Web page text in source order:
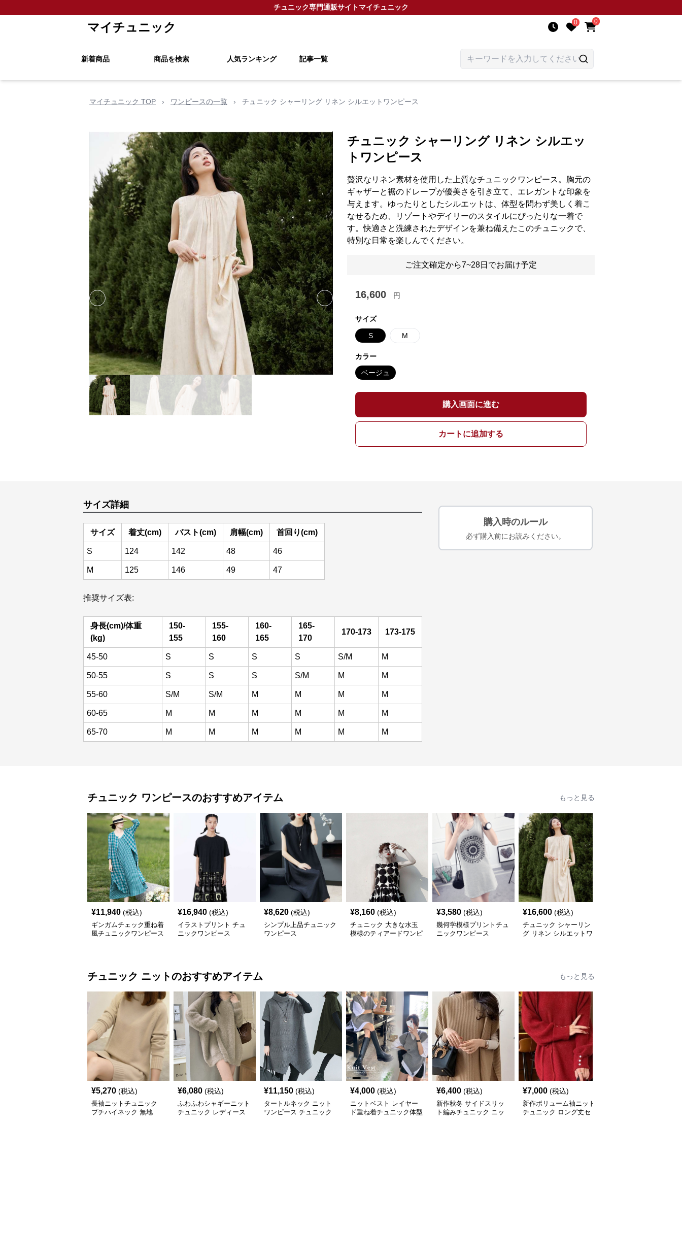
チュニック専門通販サイトマイチュニック
マイチュニック 0 0
新着商品 商品を検索 人気ランキング 記事一覧
マイチュニック TOP › ワンピースの一覧 › チュニック シャーリング リネン シルエットワンピース
Previous slide Next slide
チュニック シャーリング リネン シルエッ
トワンピース
贅沢なリネン素材を使用した上質なチュニックワンピース。胸元の
ギャザーと裾のドレープが優美さを引き立て、エレガントな印象を
与えます。ゆったりとしたシルエットは、体型を問わず美しく着こ
なせるため、リゾートやデイリーのスタイルにぴったりな一着で
す。快適さと洗練されたデザインを兼ね備えたこのチュニックで、
特別な日常を楽しんでください。
ご注文確定から7~28日でお届け予定
16,600 円
サイズ
S M
カラー
ベージュ
購入画面に進む
カートに追加する
サイズ詳細
サイズ 着丈(cm) バスト(cm) 肩幅(cm) 首回り(cm)
S 124 142 48 46
M 125 146 49 47
推奨サイズ表:
身長(cm)/体重
(kg)
150-
155
155-
160
160-
165
165-
170
170-173 173-175
45-50 S S S S S/M M
50-55 S S S S/M M M
55-60 S/M S/M M M M M
60-65 M M M M M M
65-70 M M M M M M
購入時のルール
必ず購入前にお読みください。
チュニック ワンピースのおすすめアイテム もっと見る
¥11,940 (税込)
ギンガムチェック重ね着
風チュニックワンピース
¥16,940 (税込)
イラストプリント チュ
ニックワンピース
¥8,620 (税込)
シンプル上品チュニック
ワンピース
¥8,160 (税込)
チュニック 大きな水玉
模様のティアードワンピ
¥3,580 (税込)
幾何学模様プリントチュ
ニックワンピース
¥16,600 (税込)
チュニック シャーリン
グ リネン シルエットワ
チュニック ニットのおすすめアイテム もっと見る
¥5,270 (税込)
長袖ニットチュニック
プチハイネック 無地
¥6,080 (税込)
ふわふわシャギーニット
チュニック レディース
¥11,150 (税込)
タートルネック ニット
ワンピース チュニック
¥4,000 (税込)
ニットベスト レイヤー
ド重ね着チュニック体型
¥6,400 (税込)
新作秋冬 サイドスリッ
ト編みチュニック ニッ
¥7,000 (税込)
新作ボリューム袖ニット
チュニック ロング丈セ